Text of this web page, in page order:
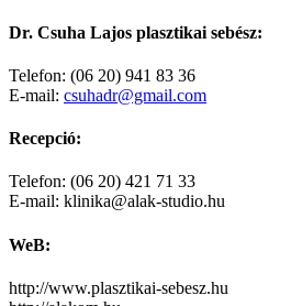
Dr. Csuha Lajos plasztikai sebész:
Telefon: (06 20) 941 83 36
E-mail: csuhadr@gmail.com
Recepció:
Telefon: (06 20) 421 71 33
E-mail: klinika@alak-studio.hu
WeB:
http://www.plasztikai-sebesz.hu